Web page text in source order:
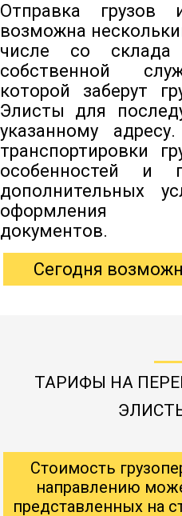
Отправка
возможна
числе со
собственной
которой заберут
Элисты для
указанному
транспортировки
особенностей и
дополнительных
оформления
документов.
Сегодня
ТАРИФЫ НА
Стоимость
направлению
представленных на